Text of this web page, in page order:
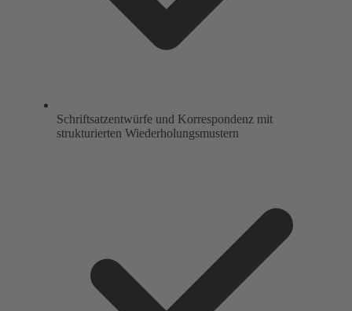
Schriftsatzentwürfe und Korrespondenz mit
strukturierten Wiederholungsmustern